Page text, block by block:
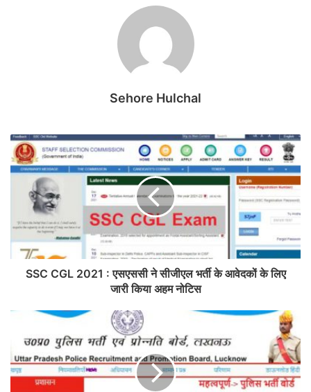
Sehore Hulchal
SSC CGL 2021 : एसएससी ने सीजीएल भर्ती के आवेदकों के लिए
जारी किया अहम नोटिस